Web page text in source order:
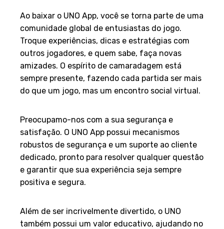
Ao baixar o UNO App, você se torna parte de uma
comunidade global de entusiastas do jogo.
Troque experiências, dicas e estratégias com
outros jogadores, e quem sabe, faça novas
amizades. O espírito de camaradagem está
sempre presente, fazendo cada partida ser mais
do que um jogo, mas um encontro social virtual.
Preocupamo-nos com a sua segurança e
satisfação. O UNO App possui mecanismos
robustos de segurança e um suporte ao cliente
dedicado, pronto para resolver qualquer questão
e garantir que sua experiência seja sempre
positiva e segura.
Além de ser incrivelmente divertido, o UNO
também possui um valor educativo, ajudando no